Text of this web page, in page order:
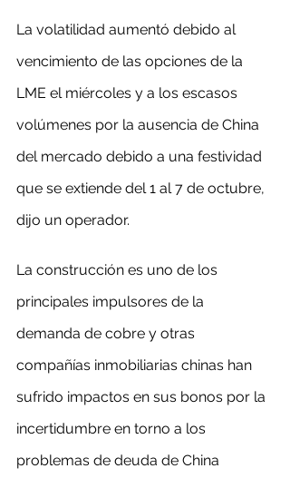
La volatilidad aumentó debido al
vencimiento de las opciones de la
LME el miércoles y a los escasos
volúmenes por la ausencia de China
del mercado debido a una festividad
que se extiende del 1 al 7 de octubre,
dijo un operador.
La construcción es uno de los
principales impulsores de la
demanda de cobre y otras
compañías inmobiliarias chinas han
sufrido impactos en sus bonos por la
incertidumbre en torno a los
problemas de deuda de China